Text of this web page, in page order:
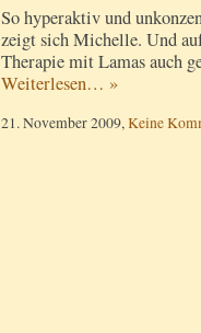
So hyperaktiv und
zeigt sich Michelle. Und
Therapie mit Lamas auch
Weiterlesen… »
21. November 2009, Keine